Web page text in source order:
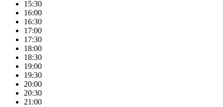
15:30
16:00
16:30
17:00
17:30
18:00
18:30
19:00
19:30
20:00
20:30
21:00